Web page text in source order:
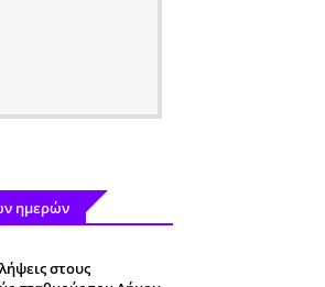
ημερών
στους